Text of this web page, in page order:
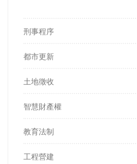
刑事程序
都市更新
土地徵收
智慧財產權
教育法制
工程營建